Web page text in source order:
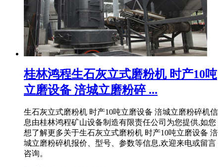
桂林鸿程生石灰立式磨粉机 时产10吨
立磨设备 涪城立磨粉碎 ...
生石灰立式磨粉机 时产10吨立磨设备 涪城立磨粉碎机信
息由桂林鸿程矿山设备制造有限责任公司为您提供,如您
想了解更多关于生石灰立式磨粉机 时产10吨立磨设备 涪
城立磨粉碎机报价、型号、参数等信息,欢迎来电或留言
咨询。